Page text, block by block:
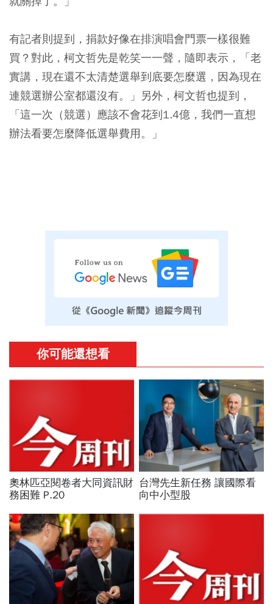
有記者則提到，捐款好像在排演唱會門票一樣很難
買？對此，柯文哲先是乾笑一一聲，隨即表示，「老
實講，現在還不太清楚選舉到底要怎麼選，因為現在
連競選辦公室都還沒有。」另外，柯文哲也提到，
「這一次（競選）應該不會花到1.4億，我們一直想
辦法看要怎麼降低選舉費用。」